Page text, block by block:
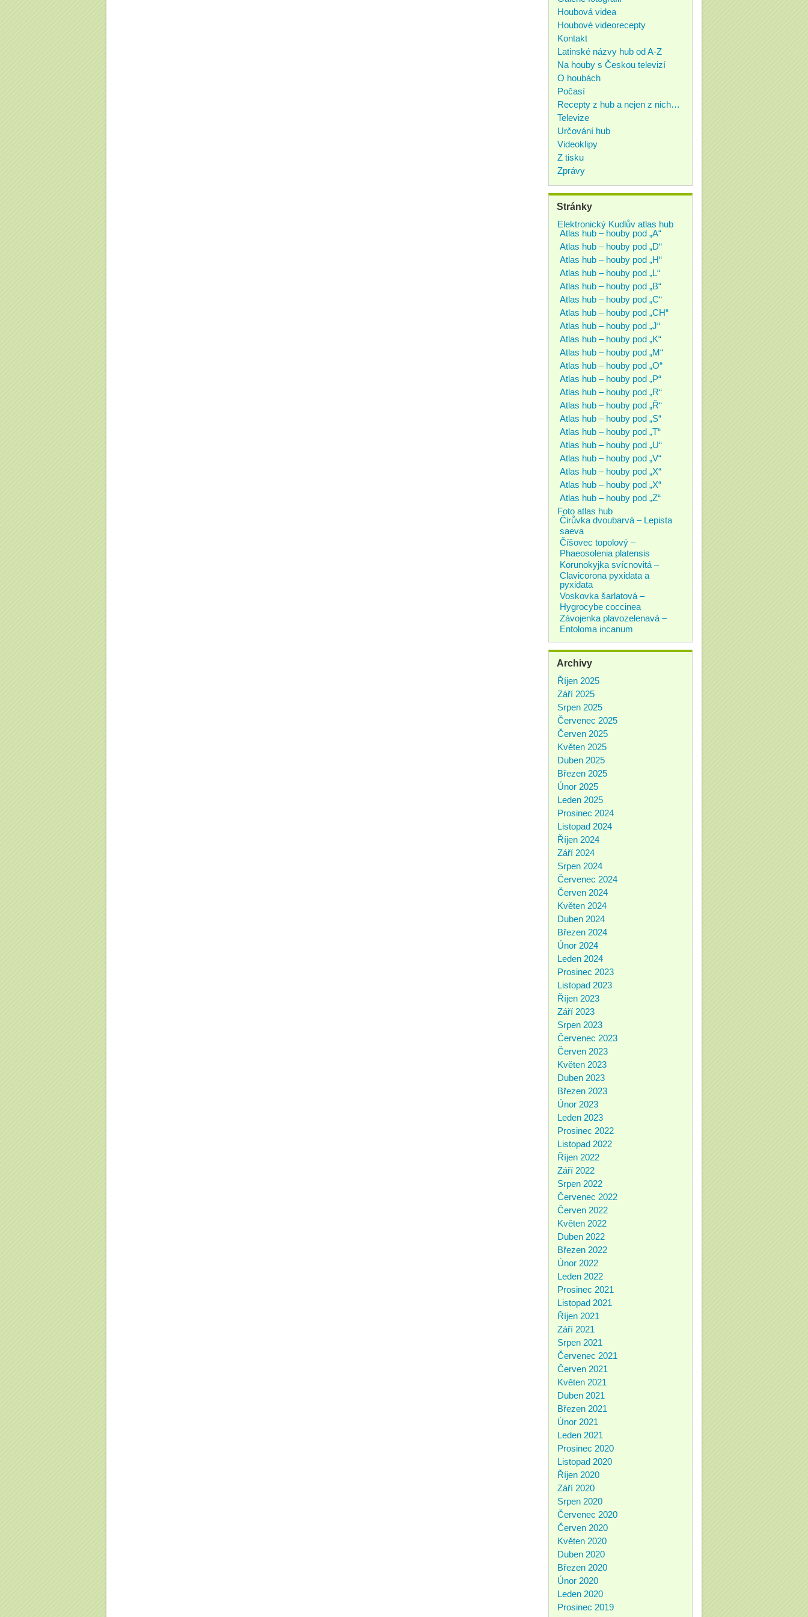
Houbová videa
Houbové videorecepty
Kontakt
Latinské názvy hub od A-Z
Na houby s Českou televizí
O houbách
Počasí
Recepty z hub a nejen z nich…
Televize
Určování hub
Videoklipy
Z tisku
Zprávy
Stránky
Elektronický Kudlův atlas hub
Atlas hub – houby pod „A“
Atlas hub – houby pod „D“
Atlas hub – houby pod „H“
Atlas hub – houby pod „L“
Atlas hub – houby pod „B“
Atlas hub – houby pod „C“
Atlas hub – houby pod „CH“
Atlas hub – houby pod „J“
Atlas hub – houby pod „K“
Atlas hub – houby pod „M“
Atlas hub – houby pod „O“
Atlas hub – houby pod „P“
Atlas hub – houby pod „R“
Atlas hub – houby pod „Ř“
Atlas hub – houby pod „S“
Atlas hub – houby pod „T“
Atlas hub – houby pod „U“
Atlas hub – houby pod „V“
Atlas hub – houby pod „X“
Atlas hub – houby pod „X“
Atlas hub – houby pod „Z“
Foto atlas hub
Čirůvka dvoubarvá – Lepista
saeva
Číšovec topolový –
Phaeosolenia platensis
Korunokyjka svícnovitá –
Clavicorona pyxidata a
pyxidata
Voskovka šarlatová –
Hygrocybe coccinea
Závojenka plavozelenavá –
Entoloma incanum
Archivy
Říjen 2025
Září 2025
Srpen 2025
Červenec 2025
Červen 2025
Květen 2025
Duben 2025
Březen 2025
Únor 2025
Leden 2025
Prosinec 2024
Listopad 2024
Říjen 2024
Září 2024
Srpen 2024
Červenec 2024
Červen 2024
Květen 2024
Duben 2024
Březen 2024
Únor 2024
Leden 2024
Prosinec 2023
Listopad 2023
Říjen 2023
Září 2023
Srpen 2023
Červenec 2023
Červen 2023
Květen 2023
Duben 2023
Březen 2023
Únor 2023
Leden 2023
Prosinec 2022
Listopad 2022
Říjen 2022
Září 2022
Srpen 2022
Červenec 2022
Červen 2022
Květen 2022
Duben 2022
Březen 2022
Únor 2022
Leden 2022
Prosinec 2021
Listopad 2021
Říjen 2021
Září 2021
Srpen 2021
Červenec 2021
Červen 2021
Květen 2021
Duben 2021
Březen 2021
Únor 2021
Leden 2021
Prosinec 2020
Listopad 2020
Říjen 2020
Září 2020
Srpen 2020
Červenec 2020
Červen 2020
Květen 2020
Duben 2020
Březen 2020
Únor 2020
Leden 2020
Prosinec 2019